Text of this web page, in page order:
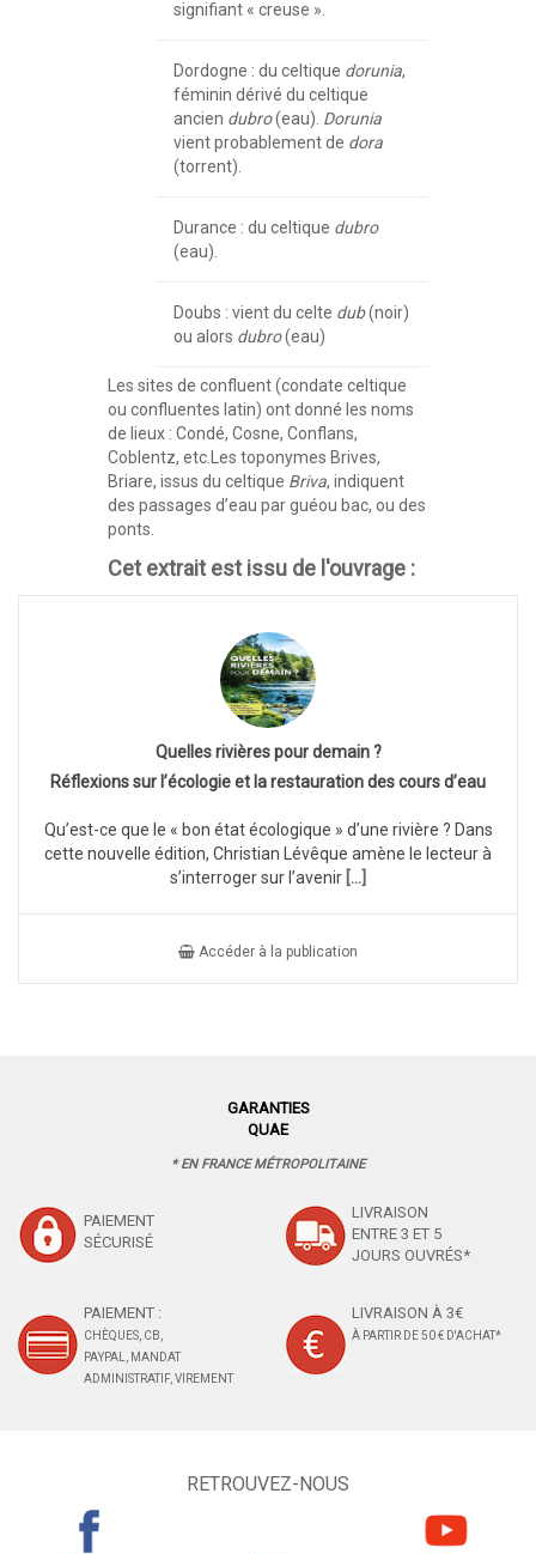
signifiant « creuse ».
Dordogne : du celtique dorunia,
féminin dérivé du celtique
ancien dubro(eau). Dorunia
vient probablement de dora
(torrent).
Durance : du celtique dubro
(eau).
Doubs : vient du celte dub(noir)
ou alors dubro(eau)
Les sites de confluent (condate celtique
ou confluentes latin) ont donné les noms
de lieux : Condé, Cosne, Conflans,
Coblentz, etc.Les toponymes Brives,
Briare, issus du celtique Briva, indiquent
des passages d’eau par guéou bac, ou des
ponts.
Cet extrait est issu de l'ouvrage :
Quelles rivières pour demain ?
Réflexions sur l’écologie et la restauration des cours d’eau
Qu’est-ce que le « bon état écologique » d’une rivière ? Dans
cette nouvelle édition, Christian Lévêque amène le lecteur à
s’interroger sur l’avenir [...]
Accéder à la publication
GARANTIES
QUAE
* EN FRANCE MÉTROPOLITAINE
PAIEMENT
SÉCURISÉ
LIVRAISON
ENTRE 3 ET 5
JOURS OUVRÉS*
PAIEMENT :
CHÈQUES, CB,
PAYPAL, MANDAT
ADMINISTRATIF, VIREMENT
LIVRAISON À 3€
À PARTIR DE 50 € D'ACHAT*
RETROUVEZ-NOUS